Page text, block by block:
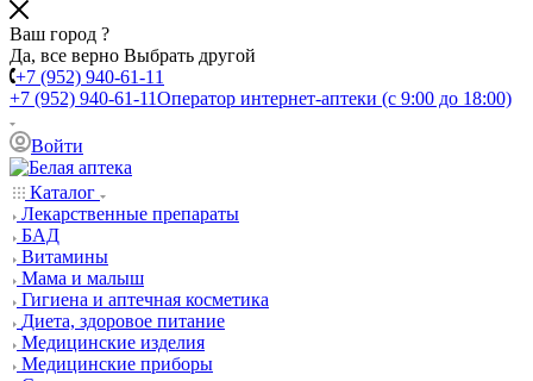
Ваш город ?
Да, все верно Выбрать другой
+7 (952) 940-61-11
+7 (952) 940-61-11Оператор интернет-аптеки (с 9:00 до 18:00)
Войти
Каталог
Лекарственные препараты
БАД
Витамины
Мама и малыш
Гигиена и аптечная косметика
Диета, здоровое питание
Медицинские изделия
Медицинские приборы